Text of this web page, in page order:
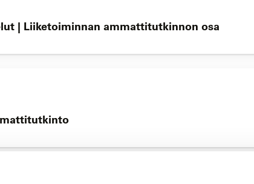
| Liiketoiminnan ammattitutkinnon osa